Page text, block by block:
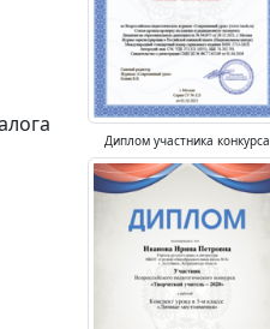
Диплом участника конкурса